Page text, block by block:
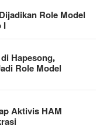
Role Model
I
Hapesong,
Role Model
Aktivis HAM